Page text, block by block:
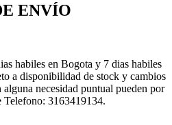
ENVÍO
habiles en Bogota y 7 dias habiles
a disponibilidad de stock y cambios
necesidad puntual pueden por
Telefono: 3163419134.